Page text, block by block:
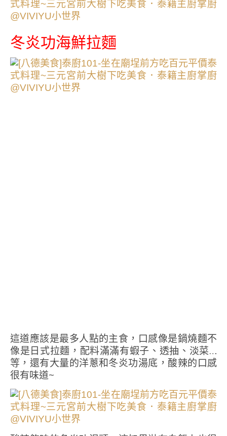
冬炎功海鮮拉麵
這道應該是最多人點的主食，口感像是鍋燒麵不
像是日式拉麵，配料滿滿有蝦子、透抽、淡菜…
等，還有大量的洋蔥和冬炎功湯底，酸辣的口感
很有味道~